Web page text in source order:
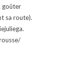
goûter
sa route).